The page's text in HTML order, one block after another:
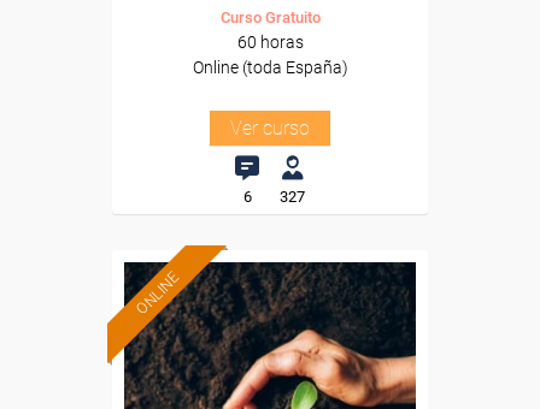
Curso Gratuito
60 horas
Online (toda España)
Ver curso
6 327
ONLINE
Formación 100%
subvencionada.